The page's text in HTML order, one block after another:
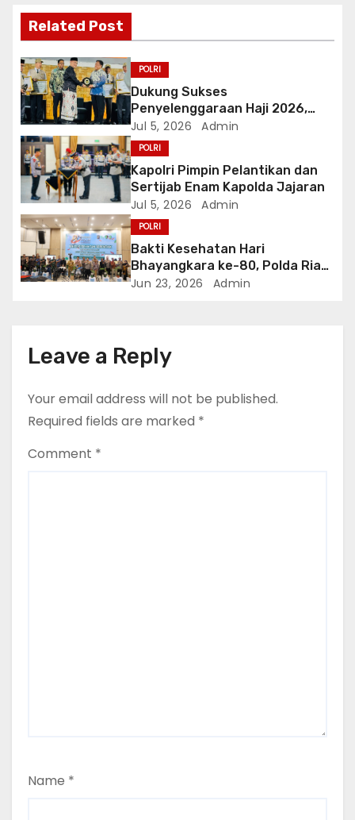
i
g
a
t
i
o
n
Related Post
POLRI
Dukung Sukses
Penyelenggaraan Haji 2026,
Polri Terima Penghargaan dari
Kementerian Haji dan Umrah RI
Jul 5, 2026 Admin
POLRI
Kapolri Pimpin Pelantikan dan
Sertijab Enam Kapolda Jajaran
Jul 5, 2026 Admin
POLRI
Bakti Kesehatan Hari
Bhayangkara ke-80, Polda Riau
Gelar 14 Layanan Medis
Jun 23, 2026 Admin
Leave a Reply
Your email address will not be published.
Required fields are marked *
Comment *
Name *